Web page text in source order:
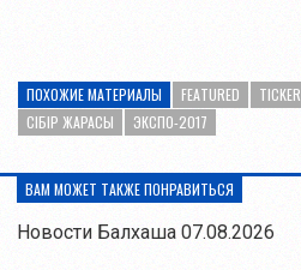
ПОХОЖИЕ МАТЕРИАЛЫ FEATURED TICKER
СІБІР ЖАРАСЫ
ЭКСПО-2017
ВАМ МОЖЕТ ТАКЖЕ ПОНРАВИТЬСЯ
Новости Балхаша 07.08.2026